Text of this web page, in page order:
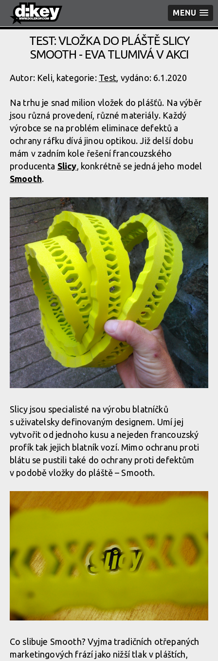
MENU
TEST: VLOŽKA DO PLÁŠTĚ SLICY
SMOOTH - EVA TLUMIVÁ V AKCI
Autor: Keli, kategorie: Test, vydáno: 6.1.2020
Na trhu je snad milion vložek do plášťů. Na výběr
jsou různá provedení, různé materiály. Každý
výrobce se na problém eliminace defektů a
ochrany ráfku dívá jinou optikou. Již delší dobu
mám v zadním kole řešení francouzského
producenta Slicy, konkrétně se jedná jeho model
Smooth.
Slicy jsou specialisté na výrobu blatníčků
s uživatelsky definovaným designem. Umí jej
vytvořit od jednoho kusu a nejeden francouzský
profík tak jejich blatník vozí. Mimo ochranu proti
blátu se pustili také do ochrany proti defektům
v podobě vložky do pláště – Smooth.
Co slibuje Smooth? Vyjma tradičních otřepaných
marketingových frází jako nižší tlak v pláštích,